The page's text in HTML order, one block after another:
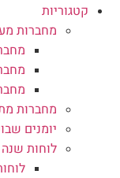
קטגוריות
מחברות
מחברות
יומנים
לוחות שנה